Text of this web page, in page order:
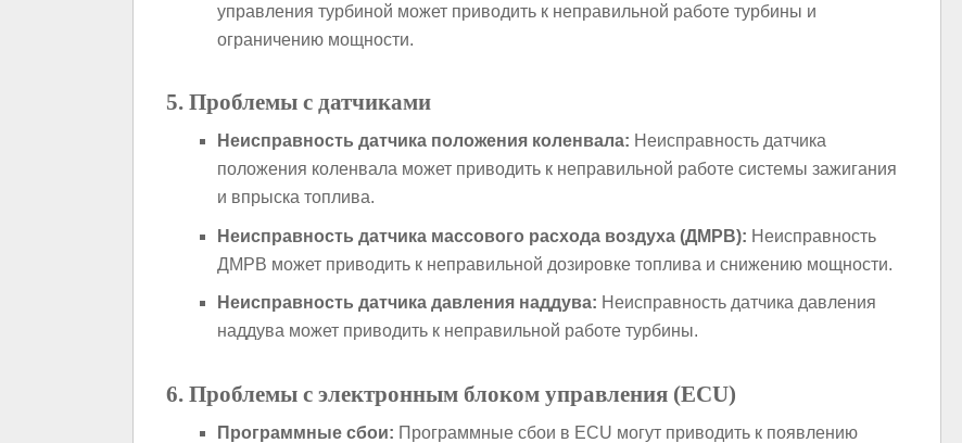
управления турбиной может приводить к неправильной работе турбины и
ограничению мощности.
5. Проблемы с датчиками
Неисправность датчика положения коленвала: Неисправность датчика
положения коленвала может приводить к неправильной работе системы зажигания
и впрыска топлива.
Неисправность датчика массового расхода воздуха (ДМРВ): Неисправность
ДМРВ может приводить к неправильной дозировке топлива и снижению мощности.
Неисправность датчика давления наддува: Неисправность датчика давления
наддува может приводить к неправильной работе турбины.
6. Проблемы с электронным блоком управления (ECU)
Программные сбои: Программные сбои в ECU могут приводить к появлению